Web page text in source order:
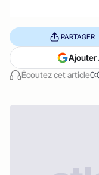
Écoutez cet article
PARTAGER
Ajouter